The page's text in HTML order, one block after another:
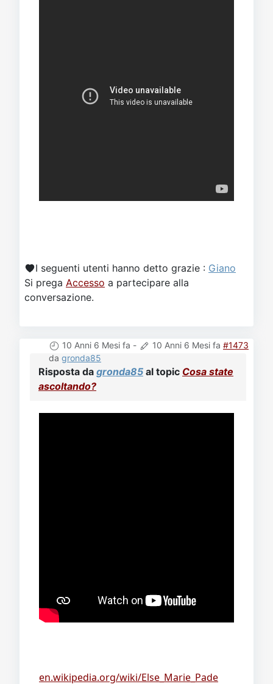
I seguenti utenti hanno detto grazie : Giano
Si prega Accesso a partecipare alla
conversazione.
10 Anni 6 Mesi fa - 10 Anni 6 Mesi fa #1473
da gronda85
Risposta da gronda85 al topic Cosa state
ascoltando?
en.wikipedia.org/wiki/Else_Marie_Pade